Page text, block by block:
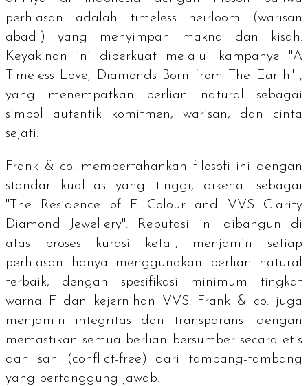
perhiasan adalah timeless heirloom
(warisan
abadi) yang menyimpan makna dan kisah.
Keyakinan ini diperkuat melalui kampanye "A
Timeless Love, Diamonds Born from The Earth" ,
yang menempatkan berlian natural sebagai
simbol autentik komitmen, warisan, dan cinta
sejati.
Frank & co. mempertahankan filosofi ini dengan
standar kualitas yang tinggi, dikenal sebagai
"The Residence of F Colour and VVS Clarity
Diamond Jewellery". Reputasi ini dibangun di
atas proses kurasi ketat, menjamin setiap
perhiasan hanya menggunakan berlian natural
terbaik, dengan spesifikasi minimum tingkat
warna F dan kejernihan VVS. Frank & co. juga
menjamin integritas dan transparansi dengan
memastikan semua berlian bersumber secara etis
dan sah (conflict-free ) dari tambang-tambang
yang bertanggung jawab.